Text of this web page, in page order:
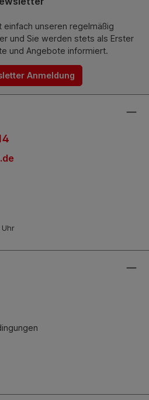
einfach unseren regelmäßig
und Sie werden stets als Erster
und Angebote informiert.
Anmeldung
Uhr